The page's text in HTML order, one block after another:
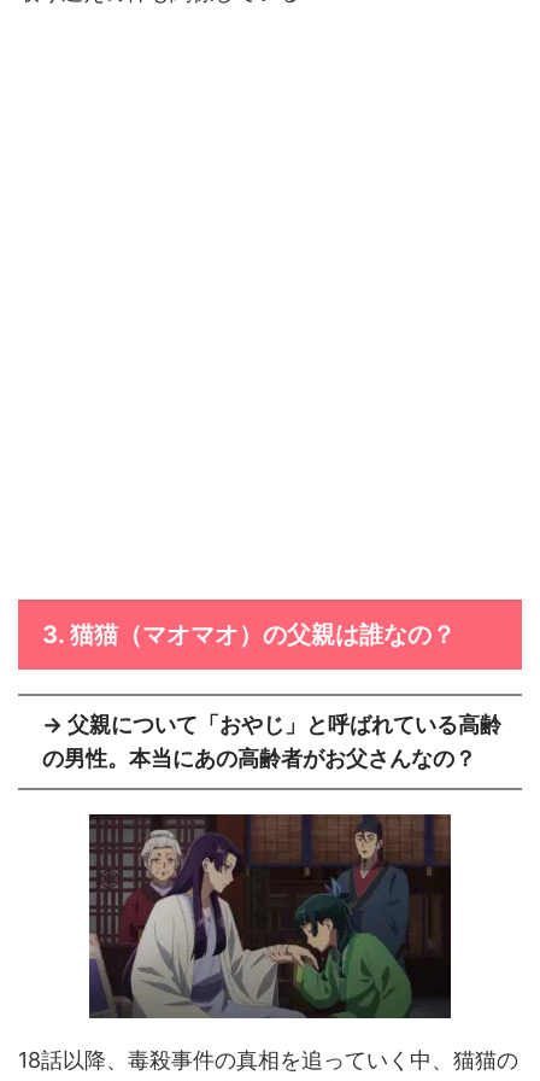
3. 猫猫（マオマオ）の父親は誰なの？
→ 父親について 「おやじ」
と呼ばれている高齢
の男性。本当にあの高齢者がお父さんなの？
18話以降、毒殺事件の真相を追っていく中、猫猫の